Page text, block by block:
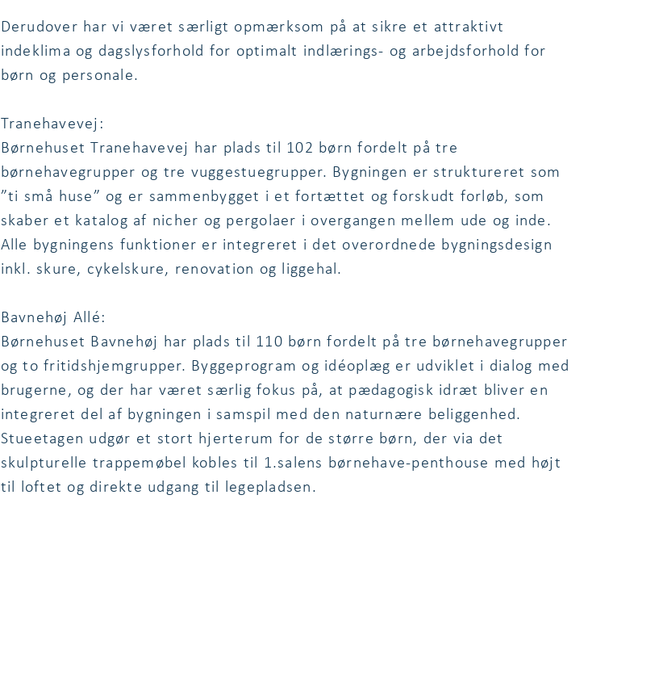
Derudover har vi været særligt opmærksom på at sikre et attraktivt
indeklima og dagslysforhold for optimalt indlærings- og arbejdsforhold for
børn og personale.
Tranehavevej:
Børnehuset Tranehavevej har plads til 102 børn fordelt på tre
børnehavegrupper og tre vuggestuegrupper. Bygningen er struktureret som
”ti små huse” og er sammenbygget i et fortættet og forskudt forløb, som
skaber et katalog af nicher og pergolaer i overgangen mellem ude og inde.
Alle bygningens funktioner er integreret i det overordnede bygningsdesign
inkl. skure, cykelskure, renovation og liggehal.
Bavnehøj Allé:
Børnehuset Bavnehøj har plads til 110 børn fordelt på tre børnehavegrupper
og to fritidshjemgrupper. Byggeprogram og idéoplæg er udviklet i dialog med
brugerne, og der har været særlig fokus på, at pædagogisk idræt bliver en
integreret del af bygningen i samspil med den naturnære beliggenhed.
Stueetagen udgør et stort hjerterum for de større børn, der via det
skulpturelle trappemøbel kobles til 1.salens børnehave-penthouse med højt
til loftet og direkte udgang til legepladsen.